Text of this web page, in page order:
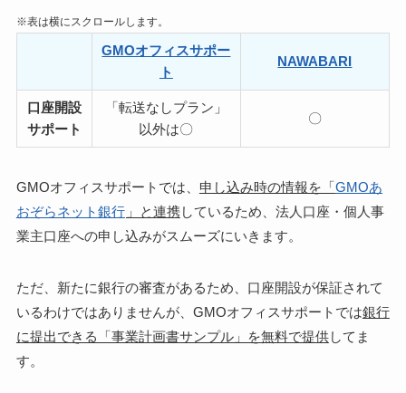
※表は横にスクロールします。
GMOオフィスサポー
ト
NAWABARI
口座開設
サポート
「転送なしプラン」
以外は〇
〇
GMOオフィスサポートでは、 申し込み時の情報を「GMOあ
おぞらネット銀行 」と連携しているため、法人口座・個人事
業主口座への申し込みがスムーズにいきます。
ただ、新たに銀行の審査があるため、口座開設が保証されて
いるわけではありませんが、GMOオフィスサポートでは銀行
に提出できる「事業計画書サンプル」を無料で提供してま
す。